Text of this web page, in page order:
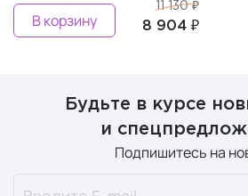
11 130 ₽
8 904 ₽
В корзину
Будьте в курсе
и
Подпишитесь на